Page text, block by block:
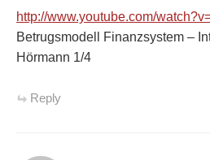
http://www.youtube.com/
Betrugsmodell Finanzsystem –
Hörmann 1/4
Reply